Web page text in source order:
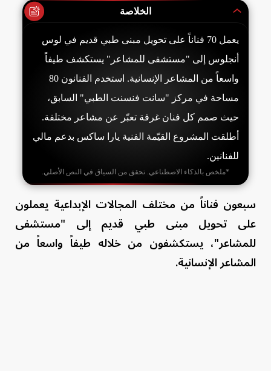
الخلاصة
يعمل 70 فناناً على تحويل مبنى طبي قديم في لوس
أنجلوس إلى "مستشفى للمشاعر" يستكشف طيفاً
واسعاً من المشاعر الإنسانية. استخدم الفنانون 80
مساحة في مركز "سانت فنسنت الطبي" السابق،
حيث صمم كل فنان غرفة تعبّر عن مشاعر مختلفة.
أطلقت المشروع القيّمة الفنية يارا ساكس بدعم مالي
للفنانين.
*ملخص بالذكاء الاصطناعي. تحقق من السياق في النص الأصلي.
سبعون فناناً من مختلف المجالات الإبداعية يعملون
على تحويل مبنى طبي قديم إلى "مستشفى
للمشاعر"، يستكشفون من خلاله طيفاً واسعاً من
المشاعر الإنسانية.